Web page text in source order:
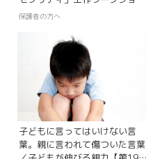
プ【あそび まなび かがく ラボ
保護者の方へ
子どもに言ってはいけない言
葉。親に言われて傷ついた言葉